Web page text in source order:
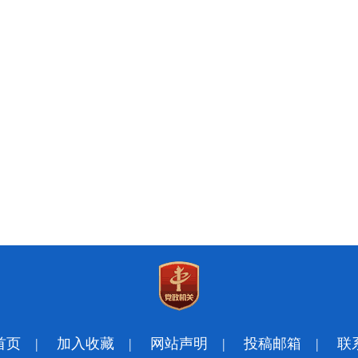
页 | 加入收藏 | 网站声明 | 投稿邮箱 | 联